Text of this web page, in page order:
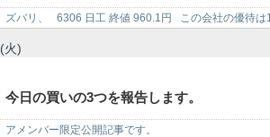
ズバリ、 6306 日工 終値 960.1円 この会社の優待
(火)
今日の買いの3つを報告します。
アメンバー限定公開記事です。